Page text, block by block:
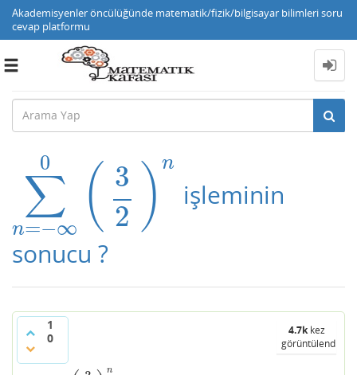
Akademisyenler öncülüğünde matematik/fizik/bilgisayar bilimleri soru
cevap platformu
Toggle
∑
n=−∞
0 ( 3
2 ) n
n= − 0 32 n
işleminin
sonucu ?
1
0
4.7kkez
görüntülendi
n